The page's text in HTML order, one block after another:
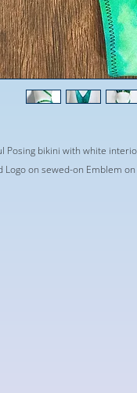
Posing bikini with white
Logo on sewed-on Emblem